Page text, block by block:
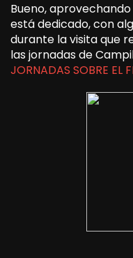
Bueno,
está dedicado, con
durante la visita que
las jornadas de
JORNADAS SOBRE EL